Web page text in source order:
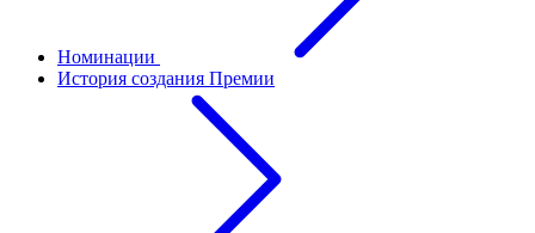
Номинации
История создания Премии